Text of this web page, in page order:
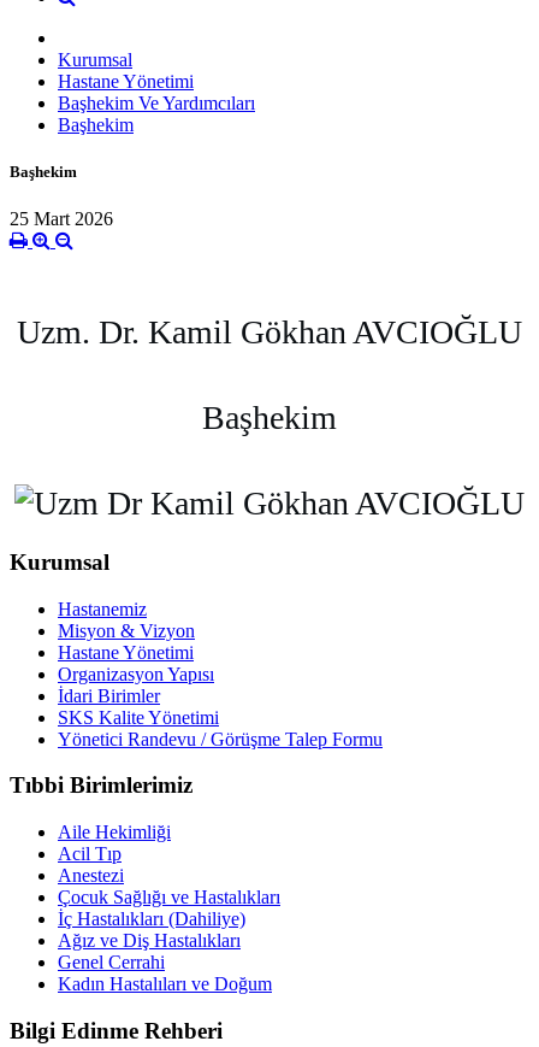
Kurumsal
Hastane Yönetimi
Başhekim Ve Yardımcıları
Başhekim
Başhekim
25 Mart 2026
Uzm. Dr. Kamil Gökhan AVCIOĞLU
Başhekim
Kurumsal
Hastanemiz
Misyon & Vizyon
Hastane Yönetimi
Organizasyon Yapısı
İdari Birimler
SKS Kalite Yönetimi
Yönetici Randevu / Görüşme Talep Formu
Tıbbi Birimlerimiz
Aile Hekimliği
Acil Tıp
Anestezi
Çocuk Sağlığı ve Hastalıkları
İç Hastalıkları (Dahiliye)
Ağız ve Diş Hastalıkları
Genel Cerrahi
Kadın Hastalıları ve Doğum
Bilgi Edinme Rehberi